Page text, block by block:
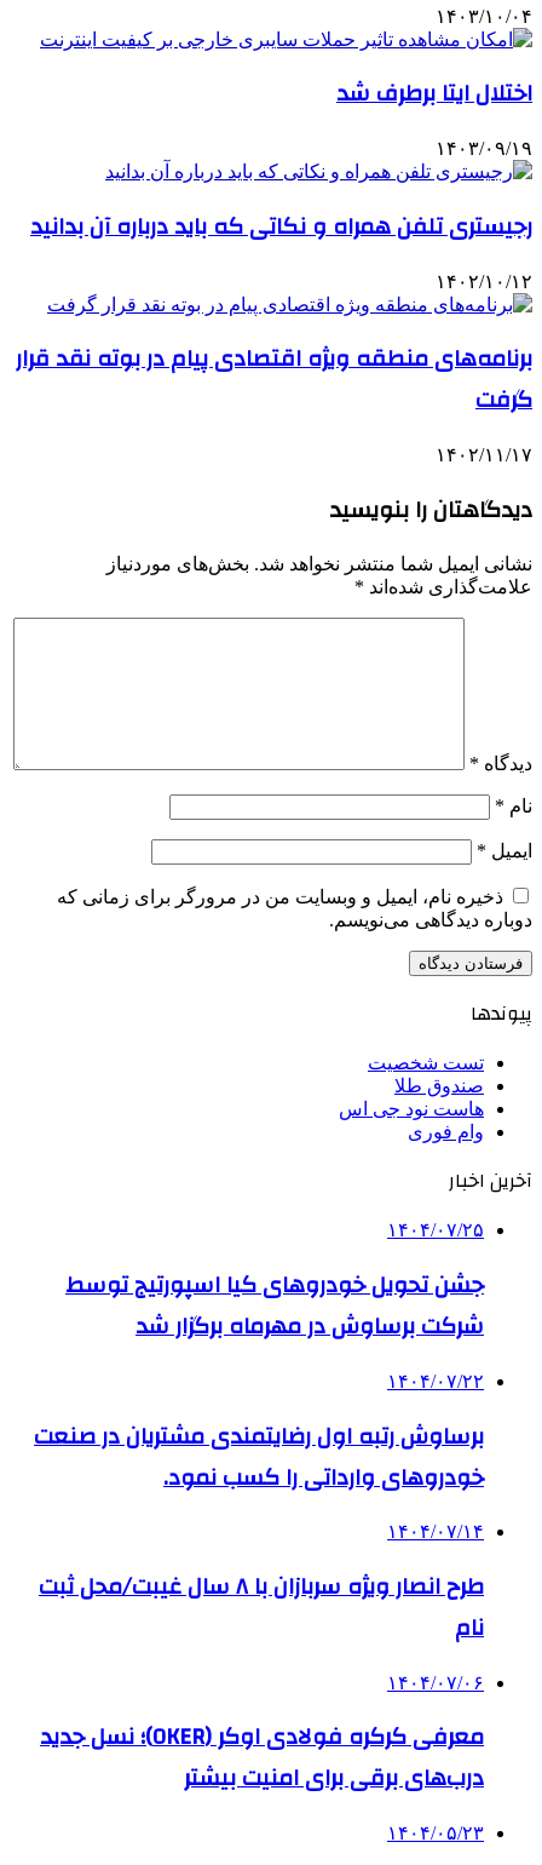
۱۴۰۳/۱۰/۰۴
اختلال ایتا برطرف شد
۱۴۰۳/۰۹/۱۹
رجیستری تلفن همراه و نکاتی که باید درباره آن بدانید
۱۴۰۲/۱۰/۱۲
برنامه‌های منطقه ویژه اقتصادی پیام در بوته نقد قرار
گرفت
۱۴۰۲/۱۱/۱۷
دیدگاهتان را بنویسید
نشانی ایمیل شما منتشر نخواهد شد. بخش‌های موردنیاز
علامت‌گذاری شده‌اند *
دیدگاه *
نام *
ایمیل *
ذخیره نام، ایمیل و وبسایت من در مرورگر برای زمانی که
دوباره دیدگاهی می‌نویسم.
پیوندها
تست شخصیت
صندوق طلا
هاست نود جی اس
وام فوری
آخرین اخبار
۱۴۰۴/۰۷/۲۵
جشن تحویل خودروهای کیا اسپورتیج توسط
شرکت برساوش در مهرماه برگزار شد
۱۴۰۴/۰۷/۲۲
برساوش رتبه اول رضایتمندی مشتریان در صنعت
خودروهای وارداتی را کسب نمود.
۱۴۰۴/۰۷/۱۴
طرح انصار ویژه سربازان با ۸ سال غیبت/محل ثبت
نام
۱۴۰۴/۰۷/۰۶
معرفی کرکره فولادی اوکر (OKER)؛ نسل جدید
درب‌های برقی برای امنیت بیشتر
۱۴۰۴/۰۵/۲۳